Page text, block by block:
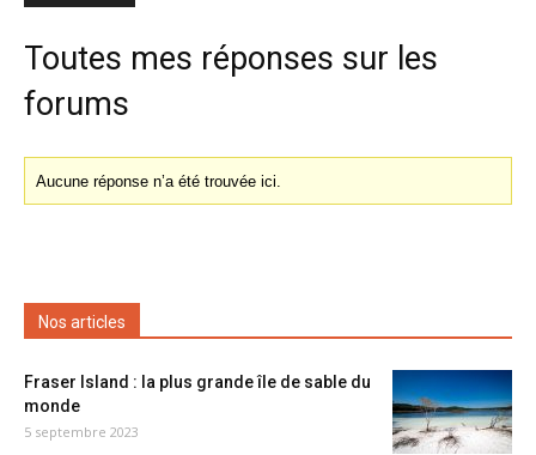
Toutes mes réponses sur les
forums
Aucune réponse n’a été trouvée ici.
Nos articles
Fraser Island : la plus grande île de sable du
monde
5 septembre 2023